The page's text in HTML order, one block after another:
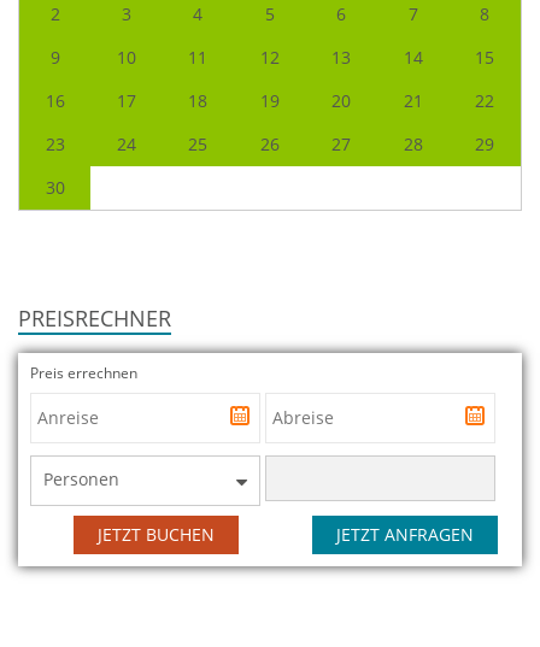
2
3 4 5 6 7
8
9
10 11 12 13 14
15
16
17 18 19 20 21
22
23
24 25 26 27 28
29
30
PREISRECHNER
Preis errechnen
Personen
JETZT ANFRAGEN
JETZT BUCHEN